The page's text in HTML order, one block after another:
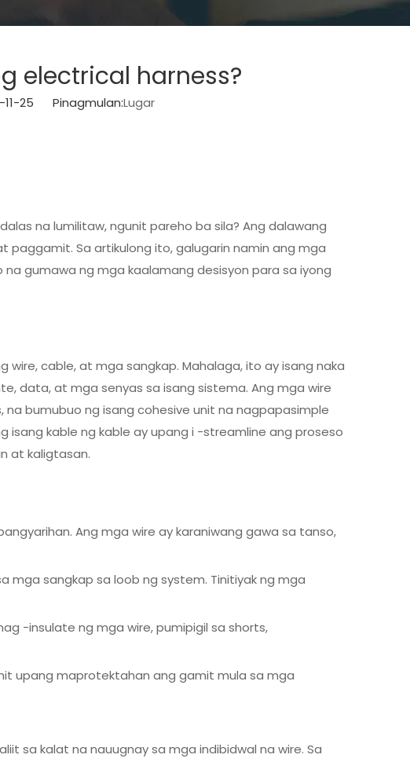
electrical harness?
11-25 Pinagmulan:Lugar
na lumilitaw, ngunit pareho ba sila? Ang dalawang
Sa artikulong ito, galugarin namin ang mga
gumawa ng mga kaalamang desisyon para sa iyong
cable, at mga sangkap. Mahalaga, ito ay isang naka
data, at mga senyas sa isang sistema. Ang mga wire
bumubuo ng isang cohesive unit na nagpapasimple
kable ng kable ay upang i -streamline ang proseso
at kaligtasan.
Ang mga wire ay karaniwang gawa sa tanso,
mga sangkap sa loob ng system. Tinitiyak ng mga
-insulate ng mga wire, pumipigil sa shorts,
upang maprotektahan ang gamit mula sa mga
sa kalat na nauugnay sa mga indibidwal na wire. Sa